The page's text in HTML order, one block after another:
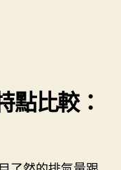
點比較：